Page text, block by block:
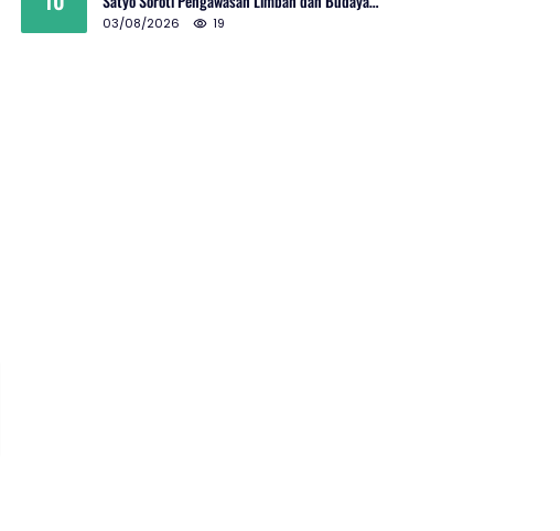
Kelola Sampah
03/08/2026 19